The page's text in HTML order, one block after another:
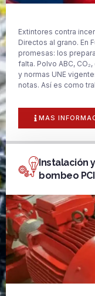
Extintores contra
Directos al grano. En
promesas: los
falta. Polvo ABC,
y normas UNE
notas. Así es como
MAS
Instalación
bombeo